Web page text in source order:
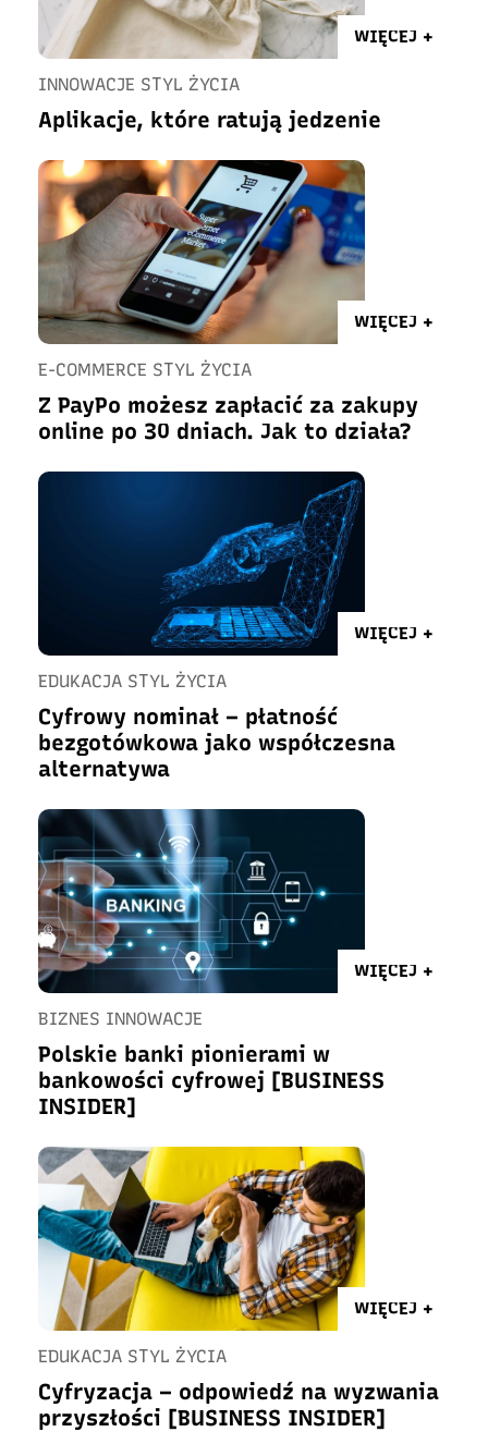
WIĘCEJ +
INNOWACJE STYL ŻYCIA
Aplikacje, które ratują jedzenie
WIĘCEJ +
E-COMMERCE STYL ŻYCIA
Z PayPo możesz zapłacić za zakupy
online po 30 dniach. Jak to działa?
WIĘCEJ +
EDUKACJA STYL ŻYCIA
Cyfrowy nominał – płatność
bezgotówkowa jako współczesna
alternatywa
WIĘCEJ +
BIZNES INNOWACJE
Polskie banki pionierami w
bankowości cyfrowej [BUSINESS
INSIDER]
WIĘCEJ +
EDUKACJA STYL ŻYCIA
Cyfryzacja – odpowiedź na wyzwania
przyszłości [BUSINESS INSIDER]